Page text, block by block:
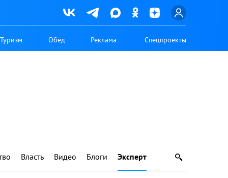
Туризм Обед Реклама Спецпроекты
Власть Видео Блоги Эксперт